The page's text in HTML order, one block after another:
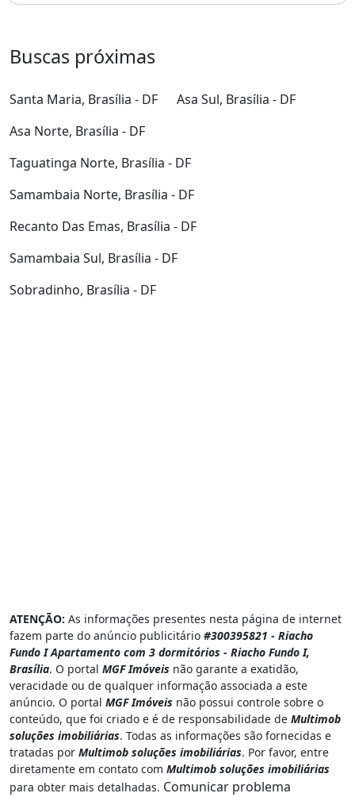
Buscas próximas
Santa Maria, Brasília - DF
Asa Sul, Brasília - DF
Asa Norte, Brasília - DF
Taguatinga Norte, Brasília - DF
Samambaia Norte, Brasília - DF
Recanto Das Emas, Brasília - DF
Samambaia Sul, Brasília - DF
Sobradinho, Brasília - DF
ATENÇÃO: As informações presentes nesta página de internet
fazem parte do anúncio publicitário #300395821 - Riacho
Fundo I Apartamento com 3 dormitórios - Riacho Fundo I,
Brasília. O portal MGF Imóveis não garante a exatidão,
veracidade ou de qualquer informação associada a este
anúncio. O portal MGF Imóveis não possui controle sobre o
conteúdo, que foi criado e é de responsabilidade de Multimob
soluções imobiliárias. Todas as informações são fornecidas e
tratadas por Multimob soluções imobiliárias. Por favor, entre
diretamente em contato com Multimob soluções imobiliárias
para obter mais detalhadas. Comunicar problema